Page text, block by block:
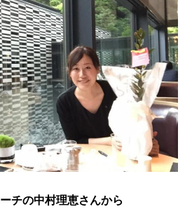
チの中村理恵さんから